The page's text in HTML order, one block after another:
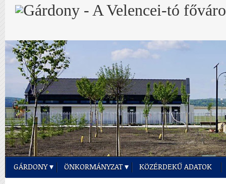
GÁRDONY ÖNKORMÁNYZAT KÖZÉRDEKŰ ADATOK